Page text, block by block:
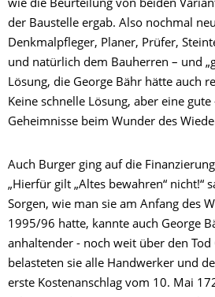
wie die Beurteilung von beiden
der Baustelle ergab. Also nochmal
Denkmalpfleger, Planer, Prüfer,
und natürlich dem Bauherren – und
Lösung, die George Bähr hätte auch
Keine schnelle Lösung, aber eine gute
Geheimnisse beim Wunder des
Auch Burger ging auf die
„Hierfür gilt „Altes bewahren“ nicht!“
Sorgen, wie man sie am Anfang des
1995/96 hatte, kannte auch George
anhaltender - noch weit über den Tod
belasteten sie alle Handwerker und
erste Kostenanschlag vom 10. Mai